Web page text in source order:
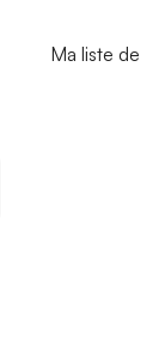
Ma liste de